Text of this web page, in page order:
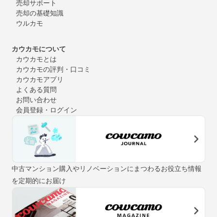
売却サポート
売却の基礎知識
ウルカモ
カウカモについて
カウカモとは
カウカモの評判・口コミ
カウカモアプリ
よくある質問
お問い合わせ
会員登録・ログイン
中古マンション購入やリノベーションにまつわるお役立ち情報
を定期的にお届け